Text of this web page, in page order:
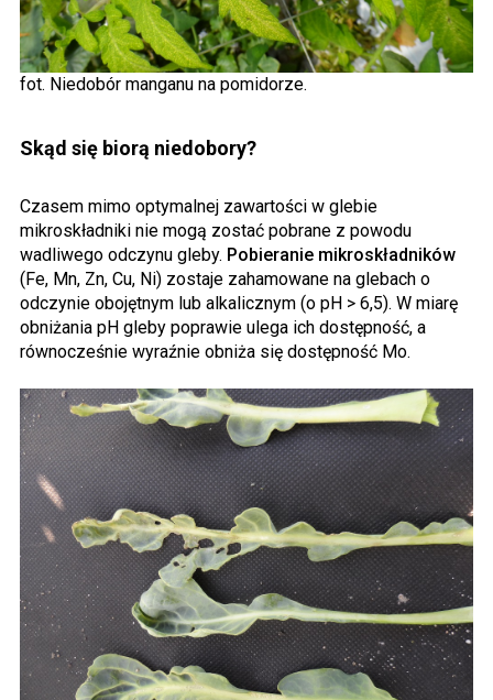
fot. Niedobór manganu na pomidorze.
Skąd się biorą niedobory?
Czasem mimo optymalnej zawartości w glebie
mikroskładniki nie mogą zostać pobrane z powodu
wadliwego odczynu gleby. Pobieranie mikroskładników
(Fe, Mn, Zn, Cu, Ni) zostaje zahamowane na glebach o
odczynie obojętnym lub alkalicznym (o pH > 6,5). W miarę
obniżania pH gleby poprawie ulega ich dostępność, a
równocześnie wyraźnie obniża się dostępność Mo.